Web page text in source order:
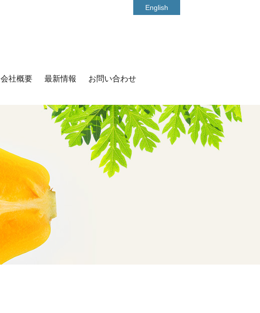
会社概要 最新情報 お問い合わせ
English